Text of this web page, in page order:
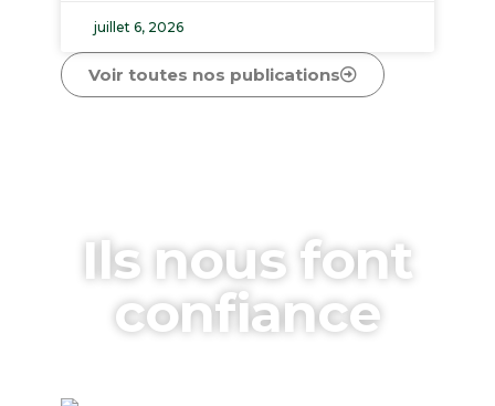
juillet 6, 2026
Voir toutes nos publications
Ils nous font
confiance